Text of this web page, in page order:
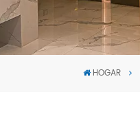
HOGAR